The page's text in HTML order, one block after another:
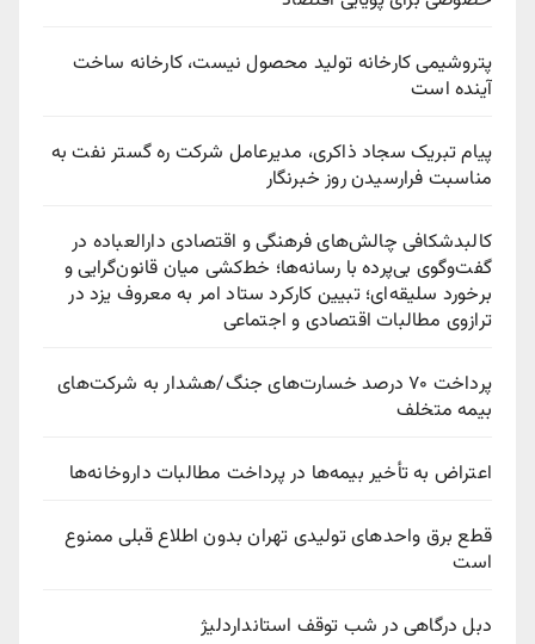
پتروشیمی کارخانه تولید محصول نیست، کارخانه ساخت
آینده است
پیام تبریک سجاد ذاکری، مدیرعامل شرکت ره‌ گستر نفت به
مناسبت فرارسیدن روز خبرنگار
کالبدشکافی چالش‌های فرهنگی و اقتصادی دارالعباده در
گفت‌وگوی بی‌پرده با رسانه‌ها؛ خط‌کشی میان قانون‌گرایی و
برخورد سلیقه‌ای؛ تبیین کارکرد ستاد امر به معروف یزد در
ترازوی مطالبات اقتصادی و اجتماعی
پرداخت ۷۰ درصد خسارت‌های جنگ/هشدار به شرکت‌های
بیمه متخلف
اعتراض به تأخیر بیمه‌ها در پرداخت مطالبات داروخانه‌ها
قطع برق واحدهای تولیدی تهران بدون اطلاع قبلی ممنوع
است
دبل درگاهی در شب توقف استانداردلیژ